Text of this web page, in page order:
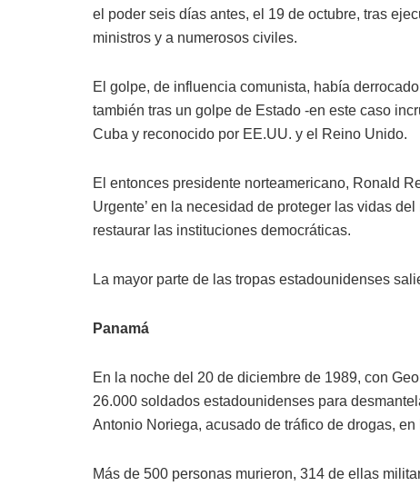
el poder seis días antes, el 19 de octubre, tras
ministros y a numerosos civiles.
El golpe, de influencia comunista, había
también tras un golpe de Estado -en este caso
Cuba y reconocido por EE.UU. y el Reino Unido.
El entonces presidente norteamericano, Ronald
Urgente’ en la necesidad de proteger las vidas
restaurar las instituciones democráticas.
La mayor parte de las tropas estadounidenses
Panamá
En la noche del 20 de diciembre de 1989, con
26.000 soldados estadounidenses para
Antonio Noriega, acusado de tráfico de drogas, en
Más de 500 personas murieron, 314 de ellas